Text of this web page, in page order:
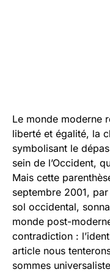
Le monde moderne
liberté et égalité, la
symbolisant le
sein de l’Occident,
Mais cette
septembre 2001,
sol occidental,
monde post-
contradiction :
article nous
sommes